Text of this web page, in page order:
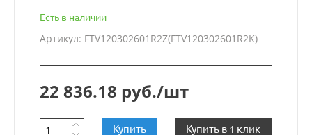
Есть в наличии
Артикул: FTV120302601R2Z(FTV120302601R2K)
22 836.18 руб./шт
Купить Купить в 1 клик